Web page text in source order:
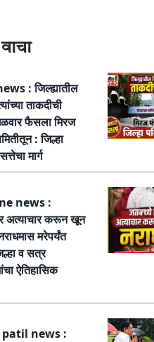
: जिल्ह्यातील
ताकदीची
फैसला मिरज
: जिल्हा
मार्ग
news :
अत्याचार करून खून
मरेपर्यंत
व सत्र
ऐतिहासिक
news :